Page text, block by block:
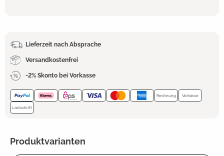
Lieferzeit nach Absprache
Versandkostenfrei
-2% Skonto bei Vorkasse
Rechnung Vorkasse
Lastschrift
Produktvarianten